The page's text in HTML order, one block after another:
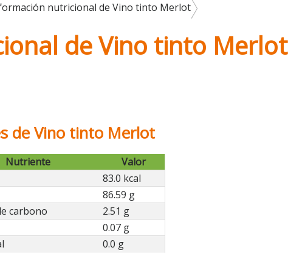
nutricional de Vino tinto Merlot
de Vino tinto Merlot
de Vino tinto Merlot
Nutriente
Valor
83.0 kcal
86.59 g
carbono
2.51 g
0.07 g
0.0 g